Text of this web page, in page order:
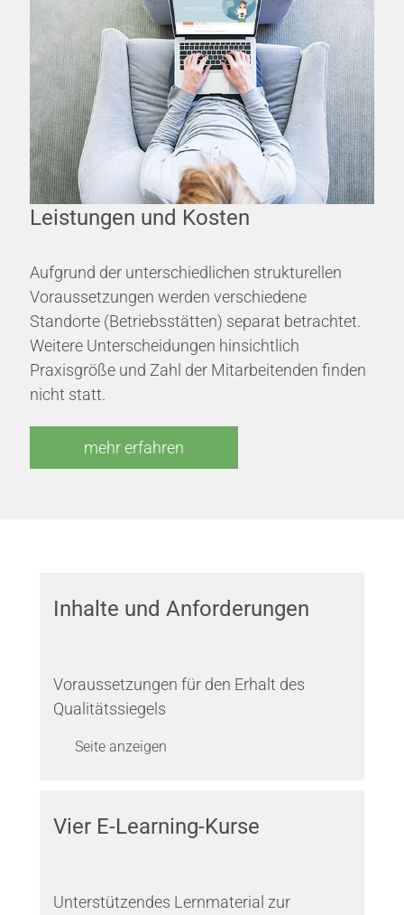
Leistungen und Kosten
Aufgrund der unterschiedlichen strukturellen
Voraussetzungen werden verschiedene
Standorte (Betriebsstätten) separat betrachtet.
Weitere Unterscheidungen hinsichtlich
Praxisgröße und Zahl der Mitarbeitenden finden
nicht statt.
mehr erfahren
Inhalte und Anforderungen
Voraussetzungen für den Erhalt des
Qualitätssiegels
Seite anzeigen
Vier E-Learning-Kurse
Unterstützendes Lernmaterial zur